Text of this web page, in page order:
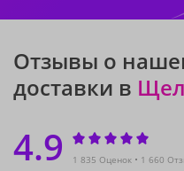
Отзывы о
доставки в
4.9 1 835 Оценок 1 660